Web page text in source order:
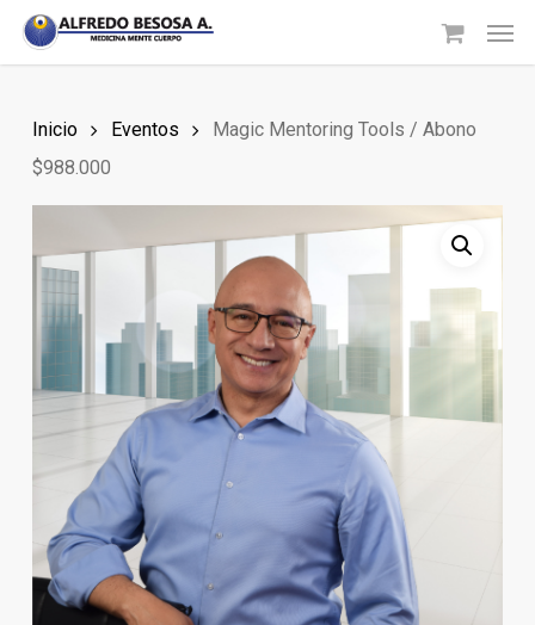
Skip
content
Inicio Eventos
Magic Mentoring Tools / Abono
$988.000